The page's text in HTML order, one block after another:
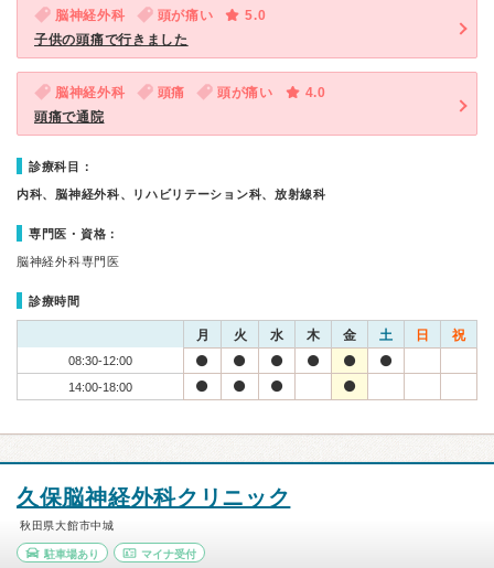
脳神経外科 頭が痛い
5.0
子供の頭痛で行きました
脳神経外科 頭痛 頭が痛い
4.0
頭痛で通院
診療科目：
内科、脳神経外科、リハビリテーション科、放射線科
専門医・資格：
脳神経外科専門医
診療時間
月 火 水 木 金 土 日 祝
08:30-12:00
14:00-18:00
久保脳神経外科クリニック
秋田県大館市中城
駐車場あり マイナ受付